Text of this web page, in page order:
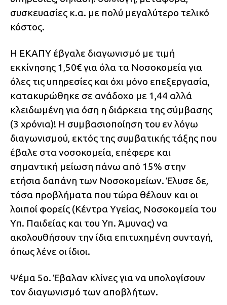
συσκευασίες κ.α. με πολύ μεγαλύτερο τελικό
κόστος.
Η ΕΚΑΠΥ έβγαλε διαγωνισμό με τιμή
εκκίνησης 1,50€ για όλα τα Νοσοκομεία για
όλες τις υπηρεσίες και όχι μόνο επεξεργασία,
κατακυρώθηκε σε ανάδοχο με 1,44 αλλά
κλειδωμένη για όση η διάρκεια της σύμβασης
(3 χρόνια)! Η συμβασιοποίηση του εν λόγω
διαγωνισμού, εκτός της συμβατικής τάξης που
έβαλε στα νοσοκομεία, επέφερε και
σημαντική μείωση πάνω από 15% στην
ετήσια δαπάνη των Νοσοκομείων. Έλυσε δε,
τόσα προβλήματα που τώρα θέλουν και οι
λοιποί φορείς (Κέντρα Υγείας, Νοσοκομεία του
Υπ. Παιδείας και του Υπ. Άμυνας) να
ακολουθήσουν την ίδια επιτυχημένη συνταγή,
όπως λένε οι ίδιοι.
Ψέμα 5ο. Έβαλαν κλίνες για να υπολογίσουν
τον διαγωνισμό των αποβλήτων.